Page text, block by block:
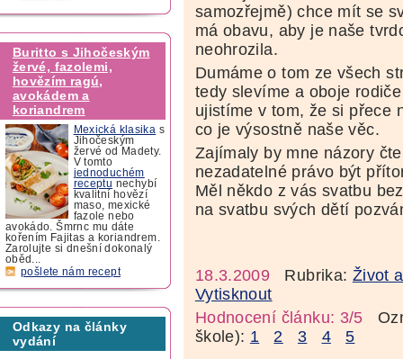
Buritto s Jihočeským
žervé, fazolemi,
hovězím ragú,
avokádem a
koriandrem
Mexická klasika s
Jihočeským
žervé od Madety.
V tomto
jednoduchém
receptu nechybí
kvalitní hovězí
maso, mexické
fazole nebo
avokádo. Šmrnc mu dáte
kořením Fajitas a koriandrem.
Zarolujte si dnešní dokonalý
oběd...
pošlete nám recept
Odkazy na články
vydání
samozřejmě) chce mít se
má obavu, aby je naše
neohrozila.
Dumáme o tom ze všech
tedy slevíme a oboje
ujistíme v tom, že si přece
co je výsostně naše věc.
Zajímaly by mne názory
nezadatelné právo být
Měl někdo z vás svatbu
na svatbu svých dětí
18.3.2009 Rubrika: Život
Vytisknout
Hodnocení článku: 3/5
škole): 1 2 3 4 5